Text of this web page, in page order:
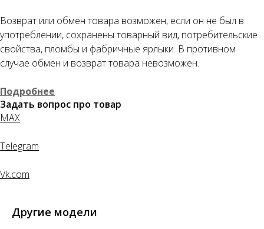
Возврат или обмен товара возможен, если он не был в
употреблении, сохранены товарный вид, потребительские
свойства, пломбы и фабричные ярлыки. В противном
случае обмен и возврат товара невозможен.
Подробнее
Задать вопрос про товар
MAX
Telegram
Vk.com
Другие модели